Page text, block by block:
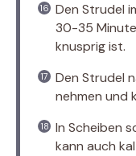
Den Strudel
30-35
knusprig ist.
Den Strudel
nehmen und
In Scheiben
kann auch